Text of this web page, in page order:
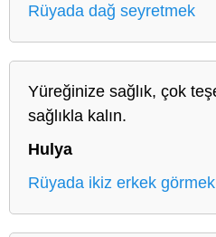
Rüyada dağ seyretmek
Yüreğinize sağlık, çok
sağlıkla kalın.
Hulya
Rüyada ikiz erkek görmek